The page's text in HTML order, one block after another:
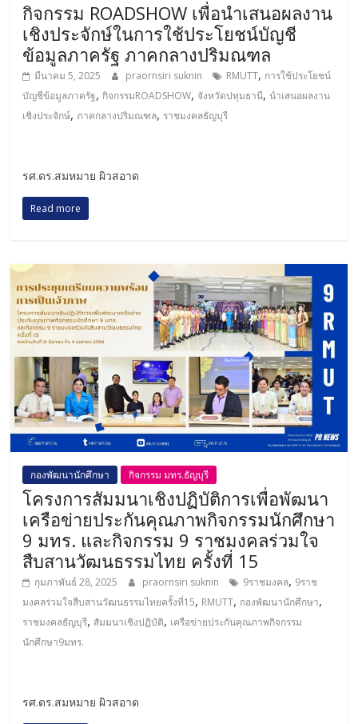
กิจกรรม ROADSHOW เพื่อนำเสนอผลงาน
เชิงประจักษ์ในการใช้ประโยชน์บัญชี
ข้อมูลภาครัฐ ภาคกลางปริมณฑล
มีนาคม 5, 2025 praornsiri suknin RMUTT, การใช้ประโยชน์
บัญชีข้อมูลภาครัฐ,กิจกรรมROADSHOW, จังหวัดปทุมธานี,นำเสนอผลงาน
เชิงประจักษ์,ภาคกลางปริมณฑล, ราชมงคลธัญบุรี
รศ.ดร.สมหมาย ผิวสอาด
Read more
กองพัฒนานักศึกษา กิจกรรม มทร.ธัญบุรี
โครงการสัมมนาเชิงปฏิบัติการเพื่อพัฒนา
เครือข่ายประกันคุณภาพกิจกรรมนักศึกษา
9 มทร. และกิจกรรม 9 ราชมงคลร่วมใจ
สืบสานวัฒนธรรมไทย ครั้งที่ 15
กุมภาพันธ์ 28, 2025 praornsiri suknin 9ราชมงคล, 9ราช
มงคลร่วมใจสืบสานวัฒนธรรมไทยครั้งที่15, RMUTT, กองพัฒนานักศึกษา,
ราชมงคลธัญบุรี, สัมมนาเชิงปฏิบัติ, เครือข่ายประกันคุณภาพกิจกรรม
นักศึกษา9มทร.
รศ.ดร.สมหมาย ผิวสอาด